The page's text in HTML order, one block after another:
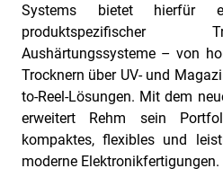
Systems bietet hierfür
produktspezifischer
Aushärtungssysteme – von
Trocknern über UV- und
to-Reel-Lösungen. Mit dem
erweitert Rehm sein
kompaktes, flexibles und
moderne Elektronikfertigungen.